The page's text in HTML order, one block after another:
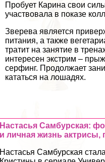
Пробует Карина свои
участвовала в показе
Зверева является
питания, а также
тратит на занятие в
интересен экстрим –
серфинг. Продолжает
кататься на лошадях.
Настасья Самбурская:
и личная жизнь
Настасья Самбурская